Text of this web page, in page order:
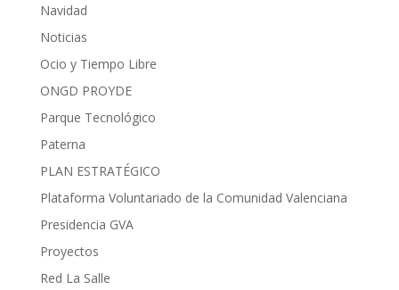
Navidad
Noticias
Ocio y Tiempo Libre
ONGD PROYDE
Parque Tecnológico
Paterna
PLAN ESTRATÉGICO
Plataforma Voluntariado de la Comunidad Valenciana
Presidencia GVA
Proyectos
Red La Salle